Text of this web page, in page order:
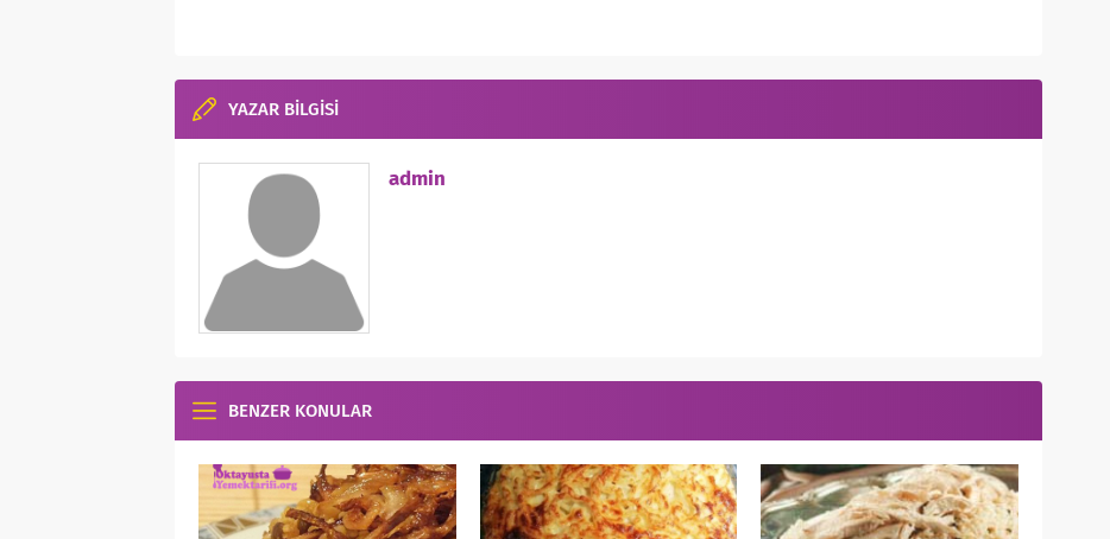
YAZAR BİLGİSİ
admin
BENZER KONULAR